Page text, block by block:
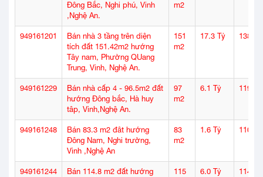
Đông Bắc, Nghi phú, Vinh
,Nghệ An.
m2
949161201
Bán nhà 3 tầng trên diện
tích đất 151.42m2 hướng
Tây nam, Phường QUang
Trung, Vinh, Nghệ An.
151
m2
17.3 Tỷ 138
949161229
Bán nhà cấp 4 - 96.5m2 đất
hướng Đông bắc, Hà huy
tâp, Vinh,Nghệ An.
97
m2
6.1 Tỷ 119
949161248
Bán 83.3 m2 đât hướng
Đông Nam, Nghi trường,
Vinh ,Nghệ An
83
m2
1.6 Tỷ 110
949161244
Bán 114.8 m2 đất hướng
115
6.0 Tỷ 114